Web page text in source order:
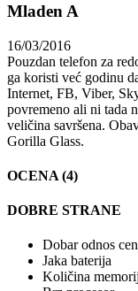
Mladen A
16/03/2016
Pouzdan telefon za
ga koristi već godinu
Internet, FB, Viber,
povremeno ali ni tada
veličina savršena.
Gorilla Glass.
OCENA (4)
DOBRE STRANE
Dobar odnos
Jaka baterija
Količina